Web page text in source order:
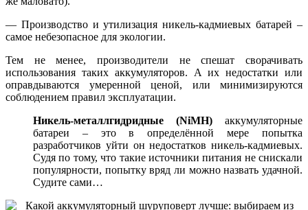
— Производство и утилизация никель-кадмиевых батарей –
самое небезопасное для экологии.
Тем не менее, производители не спешат сворачивать
использования таких аккумуляторов. А их недостатки или
оправдываются умеренной ценой, или минимизируются
соблюдением правил эксплуатации.
Никель-металлгидридные (NiМН) аккумуляторные
батареи – это в определённой мере попытка
разработчиков уйти он недостатков никель-кадмиевых.
Судя по тому, что такие источники питания не снискали
популярности, попытку вряд ли можно назвать удачной.
Судите сами…